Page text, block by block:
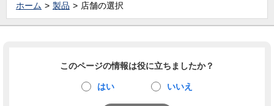
ホーム 製品 店舗の選択
このページの情報は役に立ちましたか？
はい いいえ